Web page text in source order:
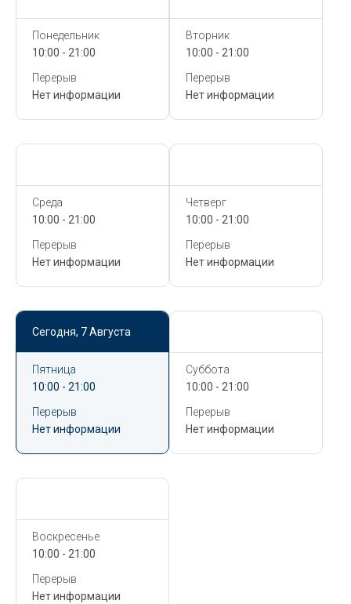
Понедельник
10:00 - 21:00
Перерыв
Нет информации
Вторник
10:00 - 21:00
Перерыв
Нет информации
Среда
10:00 - 21:00
Перерыв
Нет информации
Четверг
10:00 - 21:00
Перерыв
Нет информации
Сегодня, 7 Августа
Пятница
10:00 - 21:00
Перерыв
Нет информации
Суббота
10:00 - 21:00
Перерыв
Нет информации
Воскресенье
10:00 - 21:00
Перерыв
Нет информации